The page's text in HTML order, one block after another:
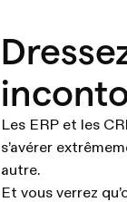
Les ERP et les
s’avérer
autre.
Et vous verrez